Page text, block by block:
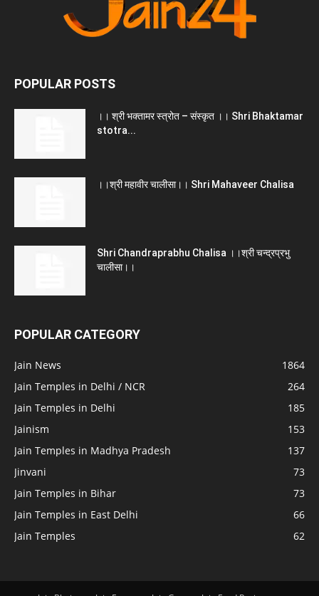
POPULAR POSTS
।। श्री भक्तामर स्त्रोत – संस्कृत ।। Shri Bhaktamar
stotra...
।।श्री महावीर चालीसा।। Shri Mahaveer Chalisa
Shri Chandraprabhu Chalisa ।।श्री चन्द्रप्रभु
चालीसा।।
POPULAR CATEGORY
Jain News
1864
Jain Temples in Delhi / NCR
264
Jain Temples in Delhi
185
Jainism
153
Jain Temples in Madhya Pradesh
137
Jinvani
73
Jain Temples in Bihar
73
Jain Temples in East Delhi
66
Jain Temples
62